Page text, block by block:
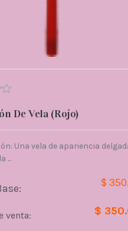
De Vela (Rojo)
Una vela de apariencia
...
$
venta: $